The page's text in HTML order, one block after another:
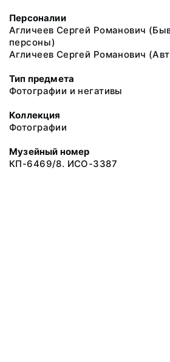
Персоналии
Агличеев Сергей Романович
персоны)
Агличеев Сергей Романович
Тип предмета
Фотографии и негативы
Коллекция
Фотографии
Музейный номер
КП-6469/8. ИСО-3387